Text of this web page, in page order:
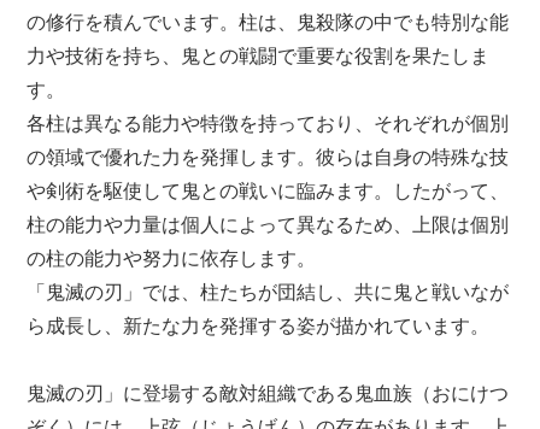
の修行を積んでいます。柱は、鬼殺隊の中でも特別な能
力や技術を持ち、鬼との戦闘で重要な役割を果たしま
す。
各柱は異なる能力や特徴を持っており、それぞれが個別
の領域で優れた力を発揮します。彼らは自身の特殊な技
や剣術を駆使して鬼との戦いに臨みます。したがって、
柱の能力や力量は個人によって異なるため、上限は個別
の柱の能力や努力に依存します。
「鬼滅の刃」では、柱たちが団結し、共に鬼と戦いなが
ら成長し、新たな力を発揮する姿が描かれています。
鬼滅の刃」に登場する敵対組織である鬼血族（おにけつ